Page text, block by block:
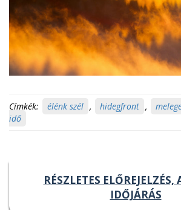
Címkék: élénk szél , hidegfront ,
idő
RÉSZLETES ELŐREJELZÉS,
IDŐJÁRÁS